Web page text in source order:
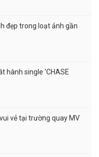
đẹp trong loạt ảnh gần
hành single 'CHASE
vẻ tại trường quay MV